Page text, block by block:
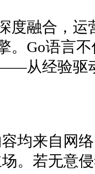
融合，运
。Go语言
从经验驱
容均来自网
。若无意